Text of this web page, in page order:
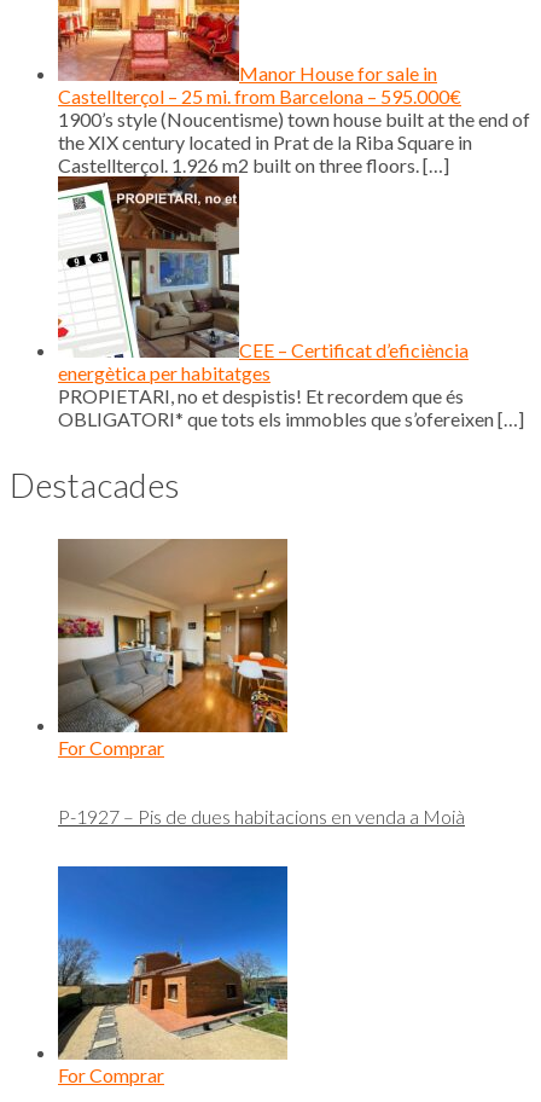
Manor House for sale in
Castellterçol – 25 mi. from Barcelona – 595.000€
1900’s style (Noucentisme) town house built at the end of
the XIX century located in Prat de la Riba Square in
Castellterçol. 1.926 m2 built on three floors.[…]
CEE – Certificat d’eficiència
energètica per habitatges
PROPIETARI, no et despistis! Et recordem que és
OBLIGATORI* que tots els immobles que s’ofereixen[…]
Destacades
For Comprar
P-1927 – Pis de dues habitacions en venda a Moià
For Comprar